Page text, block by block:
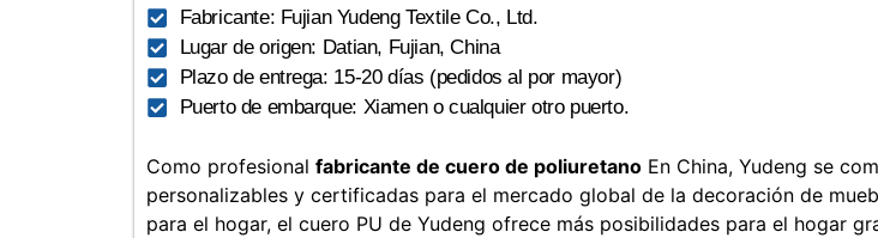
Fabricante: Fujian Yudeng Textile Co., Ltd.
Lugar de origen: Datian, Fujian, China
Plazo de entrega: 15-20 días (pedidos al por mayor)
Puerto de embarque: Xiamen o cualquier otro puerto.
Como profesional fabricante de cuero de poliuretano En China, Yudeng se
personalizables y certificadas para el mercado global de la decoración de
para el hogar, el cuero PU de Yudeng ofrece más posibilidades para el hogar